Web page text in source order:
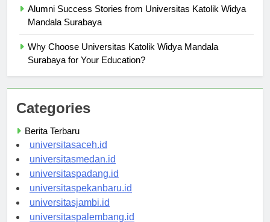
Alumni Success Stories from Universitas Katolik Widya
Why Choose Universitas Katolik Widya Mandala
Categories
Berita Terbaru
universitasaceh.id
universitasmedan.id
universitaspadang.id
universitaspekanbaru.id
universitasjambi.id